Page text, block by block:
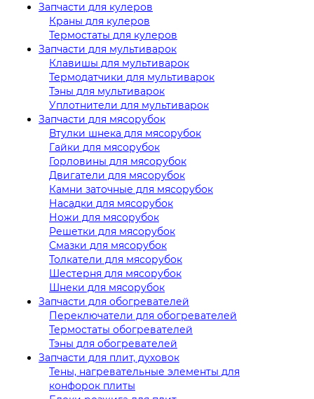
Запчасти для кулеров
Краны для кулеров
Термостаты для кулеров
Запчасти для мультиварок
Клавишы для мультиварок
Термодатчики для мультиварок
Тэны для мультиварок
Уплотнители для мультиварок
Запчасти для мясорубок
Втулки шнека для мясорубок
Гайки для мясорубок
Горловины для мясорубок
Двигатели для мясорубок
Камни заточные для мясорубок
Насадки для мясорубок
Ножи для мясорубок
Решетки для мясорубок
Смазки для мясорубок
Толкатели для мясорубок
Шестерня для мясорубок
Шнеки для мясорубок
Запчасти для обогревателей
Переключатели для обогревателей
Термостаты обогревателей
Тэны для обогревателей
Запчасти для плит, духовок
Тены, нагревательные элементы для
конфорок плиты